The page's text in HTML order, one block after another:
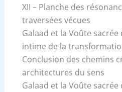
XII – Planche des
traversées vécues
Galaad et la Voûte sacrée
intime de la
Conclusion des chemins
architectures du sens
Galaad et la Voûte